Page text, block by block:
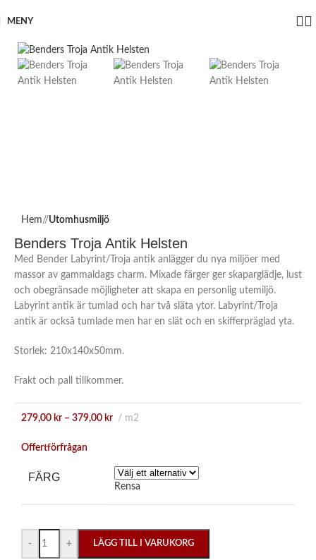
MENY
Hem/ Utomhusmiljö
Benders Troja Antik Helsten
Med Bender Labyrint/Troja antik anlägger du nya miljöer med
massor av gammaldags charm. Mixade färger ger skaparglädje, lust
och obegränsade möjligheter att skapa en personlig utemiljö.
Labyrint antik är tumlad och har två släta ytor. Labyrint/Troja
antik är också tumlade men har en slät och en skifferpräglad yta.
Storlek: 210x140x50mm.
Frakt och pall tillkommer.
279,00 kr – 379,00 kr m2
Offertförfrågan
FÄRG
Rensa
- + LÄGG TILL I VARUKORG